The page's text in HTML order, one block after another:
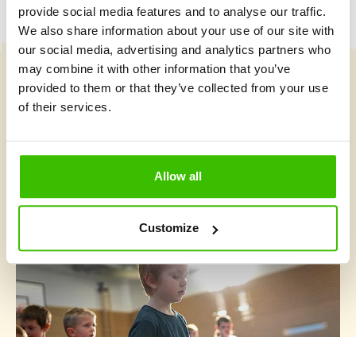
provide social media features and to analyse our traffic.
We also share information about your use of our site with
our social media, advertising and analytics partners who
may combine it with other information that you’ve
provided to them or that they’ve collected from your use
of their services.
Allow all
Customize
Vybrať kurz
Čo je v Gymnathlone nové?